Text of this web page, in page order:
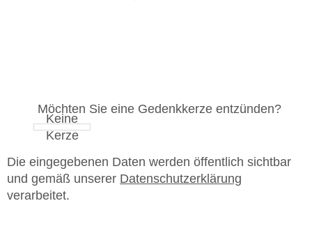
Möchten Sie eine Gedenkkerze entzünden?
Die eingegebenen Daten werden öffentlich sichtbar
und gemäß unserer Datenschutzerklärung
verarbeitet.